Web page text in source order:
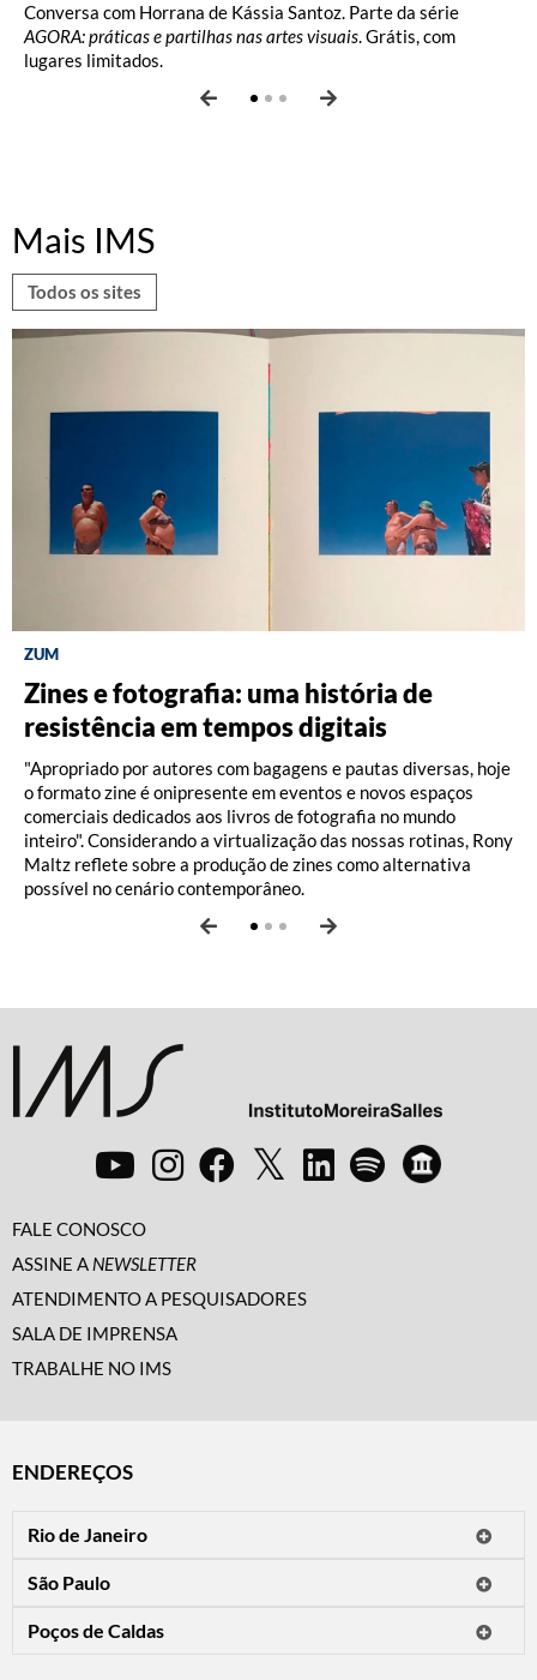
Conversa com Horrana de Kássia Santoz. Parte da série
AGORA: práticas e partilhas nas artes visuais. Grátis, com
lugares limitados.
Oficina com Celina Yamauchi. Vagas limitadas.
Mais IMS
Todos os sites
ZUM
Zines e fotografia: uma história de
resistência em tempos digitais
"Apropriado por autores com bagagens e pautas diversas, hoje
o formato zine é onipresente em eventos e novos espaços
comerciais dedicados aos livros de fotografia no mundo
inteiro". Considerando a virtualização das nossas rotinas, Rony
Maltz reflete sobre a produção de zines como alternativa
possível no cenário contemporâneo.
DISCOGRAFIA BRASILEIRA
Do Pajeú a Hollywood: 100 anos de
Moacir Santos, por Pedro Paulo Malta
RÁDIO BATUTA
Ney ao vivo, muito vivo, com Luiz
Fernando Vianna
FALE CONOSCO
ASSINE A NEWSLETTER
ATENDIMENTO A PESQUISADORES
SALA DE IMPRENSA
TRABALHE NO IMS
ENDEREÇOS
Rio de Janeiro
Horário de visitação: a programação do IMS no Rio de Janeiro será
apresentada em instituições culturais parceiras.
São Paulo
CEP 01310-300 - São Paulo/SP
Poços de Caldas